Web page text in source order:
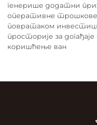
генерише додатни
оперативне
повратаком
просторије за
коришћење ван